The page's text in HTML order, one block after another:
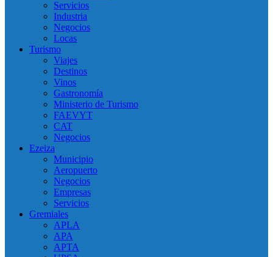
Servicios
Industria
Negocios
Locas
Turismo
Viajes
Destinos
Vinos
Gastronomía
Ministerio de Turismo
FAEVYT
CAT
Negocios
Ezeiza
Municipio
Aeropuerto
Negocios
Empresas
Servicios
Gremiales
APLA
APA
APTA